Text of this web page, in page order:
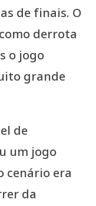
de finais. O
derrota
o jogo
grande
de
um jogo
cenário era
da